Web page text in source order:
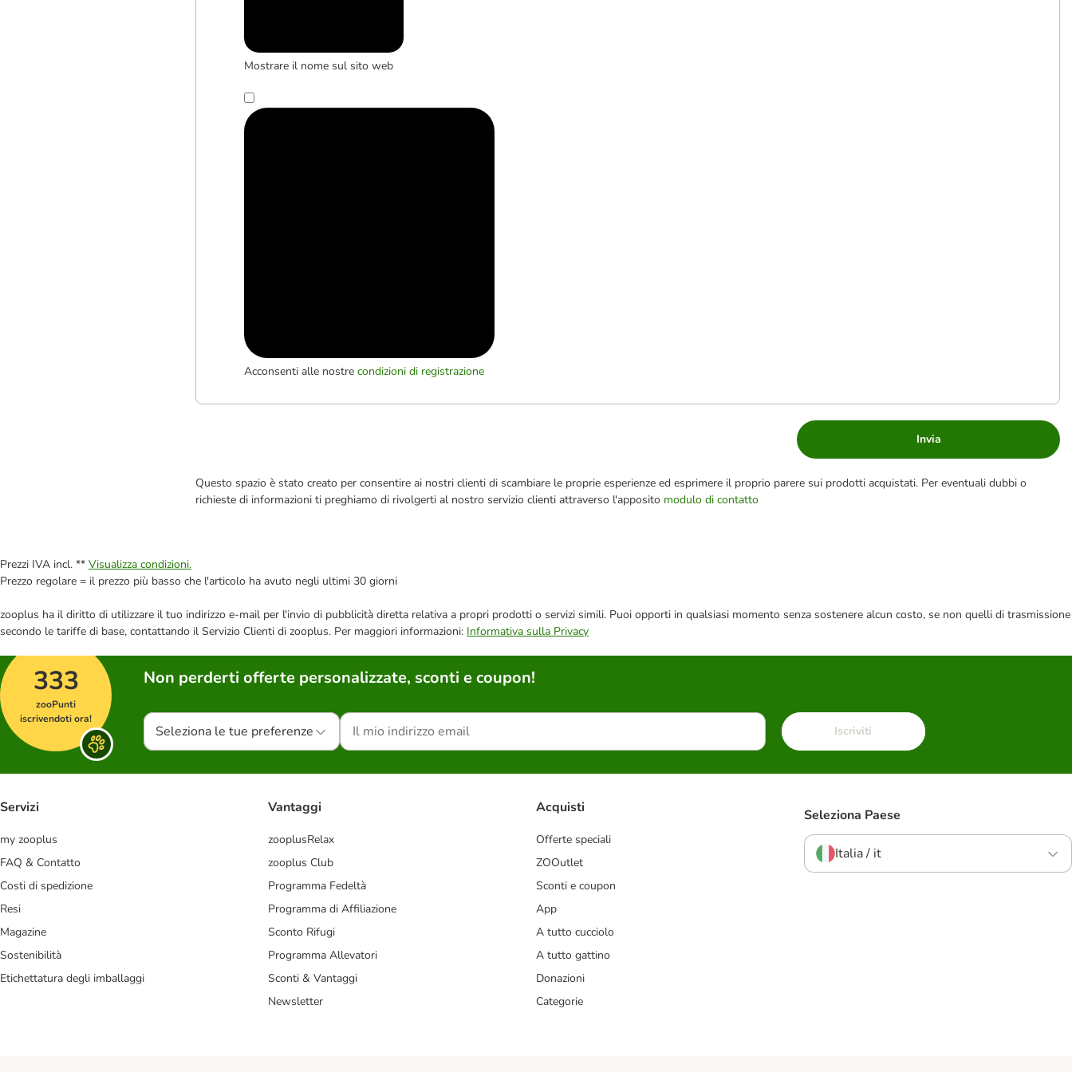
Mostrare il nome sul sito web
Acconsenti alle nostre condizioni di registrazione
Invia
Questo spazio è stato creato per consentire ai nostri clienti di scambiare le proprie esperienze ed esprimere il proprio parere sui prodotti acquistati. Per eventuali dubbi o
richieste di informazioni ti preghiamo di rivolgerti al nostro servizio clienti attraverso l'apposito modulo di contatto
Prezzi IVA incl. ** Visualizza condizioni.
Prezzo regolare = il prezzo più basso che l'articolo ha avuto negli ultimi 30 giorni
zooplus ha il diritto di utilizzare il tuo indirizzo e-mail per l'invio di pubblicità diretta relativa a propri prodotti o servizi simili. Puoi opporti in qualsiasi momento senza sostenere alcun costo, se non quelli di trasmissione
secondo le tariffe di base, contattando il Servizio Clienti di zooplus. Per maggiori informazioni: Informativa sulla Privacy
333
zooPunti
iscrivendoti ora!
Non perderti offerte personalizzate, sconti e coupon!
Seleziona le tue preferenze Iscriviti
Servizi
my zooplus
FAQ & Contatto
Costi di spedizione
Resi
Magazine
Sostenibilità
Etichettatura degli imballaggi
Vantaggi
zooplusRelax
zooplus Club
Programma Fedeltà
Programma di Affiliazione
Sconto Rifugi
Programma Allevatori
Sconti & Vantaggi
Newsletter
Acquisti
Offerte speciali
ZOOutlet
Sconti e coupon
App
A tutto cucciolo
A tutto gattino
Donazioni
Categorie
Seleziona Paese
Italia / it